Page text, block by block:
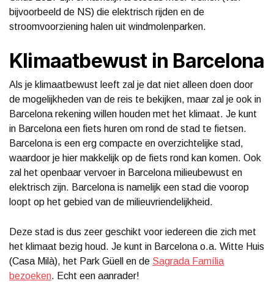
bijvoorbeeld de NS) die elektrisch rijden en de
stroomvoorziening halen uit windmolenparken.
Klimaatbewust in Barcelona
Als je klimaatbewust leeft zal je dat niet alleen doen door
de mogelijkheden van de reis te bekijken, maar zal je ook in
Barcelona rekening willen houden met het klimaat. Je kunt
in Barcelona een fiets huren om rond de stad te fietsen.
Barcelona is een erg compacte en overzichtelijke stad,
waardoor je hier makkelijk op de fiets rond kan komen. Ook
zal het openbaar vervoer in Barcelona milieubewust en
elektrisch zijn. Barcelona is namelijk een stad die voorop
loopt op het gebied van de milieuvriendelijkheid.
Deze stad is dus zeer geschikt voor iedereen die zich met
het klimaat bezig houd. Je kunt in Barcelona o.a. Witte Huis
(Casa Milà), het Park Güell en de Sagrada Família
bezoeken. Echt een aanrader!